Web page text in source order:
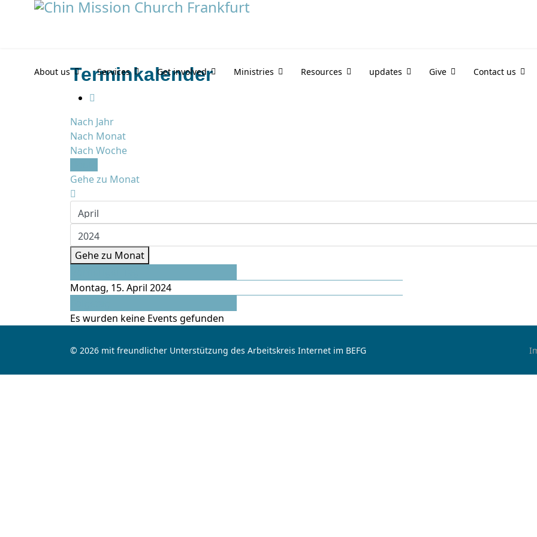
About us Services Get involved Ministries Resources updates Give Contact us
Terminkalender
Nach Jahr
Nach Monat
Nach Woche
Gehe zu Monat
Gehe zu Monat
Montag, 15. April 2024
Es wurden keine Events gefunden
© 2026 mit freundlicher Unterstützung des Arbeitskreis Internet im BEFG